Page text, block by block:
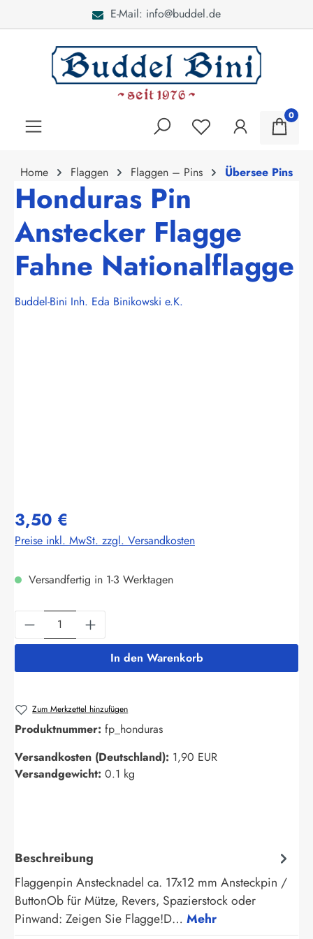
E-Mail: info@buddel.de
0
Home Flaggen Flaggen – Pins Übersee Pins
Honduras Pin
Anstecker Flagge
Fahne Nationalflagge
Buddel-Bini Inh. Eda Binikowski e.K.
3,50 €
Preise inkl. MwSt. zzgl. Versandkosten
Versandfertig in 1-3 Werktagen
Produkt Anzahl: Gib den gewünschten
In den Warenkorb
Zum Merkzettel hinzufügen
Produktnummer: fp_honduras
Versandkosten (Deutschland): 1,90 EUR
Versandgewicht: 0.1 kg
Beschreibung
Flaggenpin Anstecknadel ca. 17x12 mm Ansteckpin /
ButtonOb für Mütze, Revers, Spazierstock oder
Pinwand: Zeigen Sie Flagge!D… Mehr